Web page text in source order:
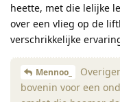
heette, met die lelijke
over een vlieg op de
verschrikkelijke
Mennoo_
bovenin voor een